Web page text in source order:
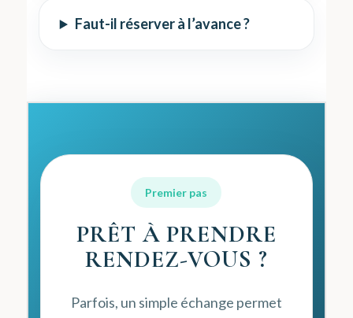
Faut-il réserver à l’avance ?
Premier pas
PRÊT À PRENDRE
RENDEZ-VOUS ?
Parfois, un simple échange permet